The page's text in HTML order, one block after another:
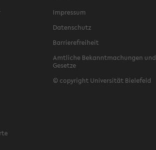
Impressum
Datenschutz
Barrierefreiheit
Amtliche Bekanntmachungen und
Gesetze
© copyright Universität Bielefeld